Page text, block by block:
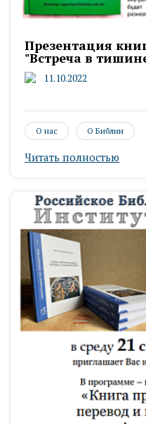
Презентация
"Встреча в
11.10.2022
О нас О Библии
Читать полностью